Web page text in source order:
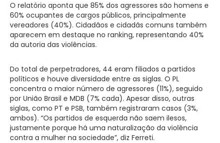
O relatório aponta que 85% dos agressores são homens e
60% ocupantes de cargos públicos, principalmente
vereadores (40%). Cidadãos e cidadãs comuns também
aparecem em destaque no ranking, representando 40%
da autoria das violências.
Do total de perpetradores, 44 eram filiados a partidos
políticos e houve diversidade entre as siglas. O PL
concentra o maior número de agressores (11%), seguido
por União Brasil e MDB (7% cada). Apesar disso, outras
siglas, como PT e PSB, também registraram casos (3%,
ambos). “Os partidos de esquerda não saem ilesos,
justamente porque há uma naturalização da violência
contra a mulher na sociedade”, diz Ferreti.